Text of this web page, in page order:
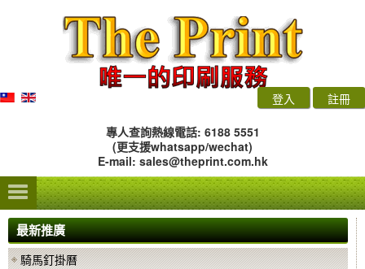
登入 註冊
專人查詢熱線電話: 6188 5551
(更支援whatsapp/wechat)
E-mail: sales@theprint.com.hk
最新推廣
騎馬釘掛曆